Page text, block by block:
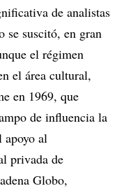
de analistas
se suscitó, en gran
el régimen
el área cultural,
en 1969, que
de influencia la
apoyo al
privada de
Globo,